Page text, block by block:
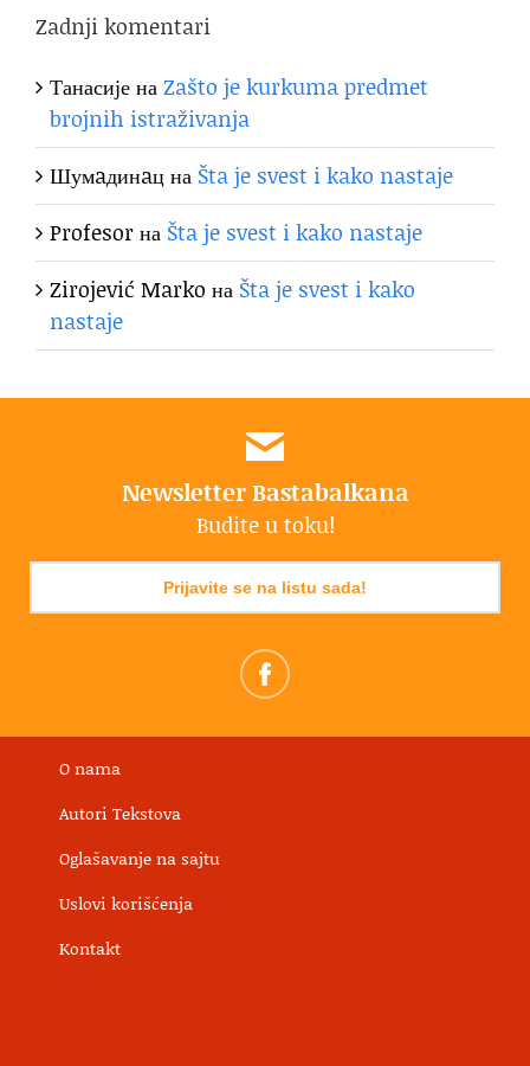
Zadnji komentari
ТанасијенаZašto je kurkuma predmet
brojnih istraživanja
Шумaдинaцна Šta je svest i kako nastaje
Profesorна Šta je svest i kako nastaje
Zirojević Marko на Šta je svest i kako
nastaje
Newsletter Bastabalkana
Budite u toku!
Prijavite se na listu sada!
O nama
Autori Tekstova
Oglašavanje na sajtu
Uslovi korišćenja
Kontakt